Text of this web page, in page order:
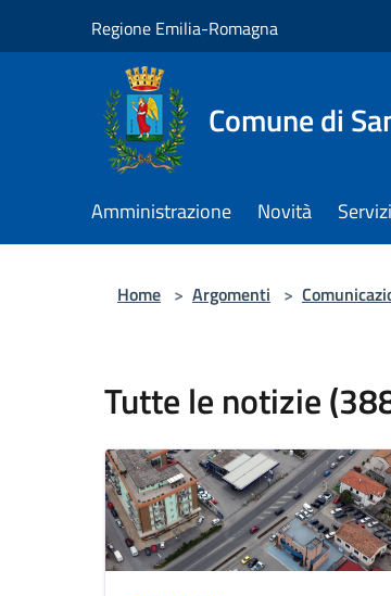
Regione Emilia-Romagna
Comune di
Amministrazione Novità Servizi
Home > Argomenti >
Tutte le notizie